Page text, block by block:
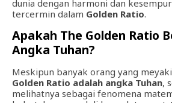
dunia dengan harmoni dan
tercermin dalam Golden Ratio.
Apakah The Golden Ratio
Angka Tuhan?
Meskipun banyak orang yang
Golden Ratio adalah angka Tuhan,
melihatnya sebagai fenomena